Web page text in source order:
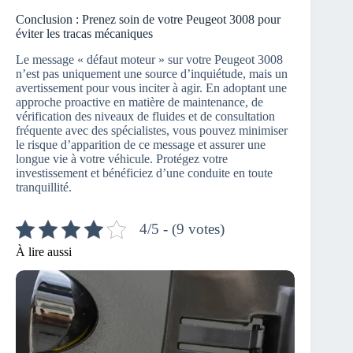
Conclusion : Prenez soin de votre Peugeot 3008 pour
éviter les tracas mécaniques
Le message « défaut moteur » sur votre Peugeot 3008
n’est pas uniquement une source d’inquiétude, mais un
avertissement pour vous inciter à agir. En adoptant une
approche proactive en matière de maintenance, de
vérification des niveaux de fluides et de consultation
fréquente avec des spécialistes, vous pouvez minimiser
le risque d’apparition de ce message et assurer une
longue vie à votre véhicule. Protégez votre
investissement et bénéficiez d’une conduite en toute
tranquillité.
4/5 - (9 votes)
À lire aussi